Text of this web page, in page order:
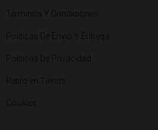
Términos Y Condiciones
Políticas De Envío Y Entrega
Políticas De Privacidad
Retiro en Tienda
Cookies